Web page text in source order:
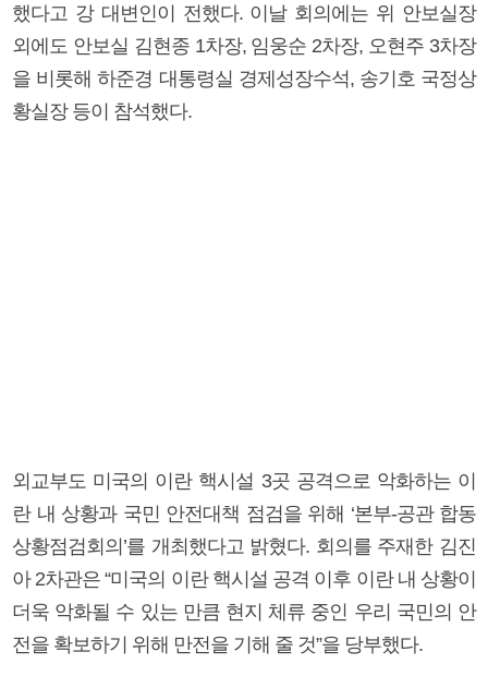
했다고 강 대변인이 전했다. 이날 회의에는 위 안보실장
외에도 안보실 김현종 1차장, 임웅순 2차장, 오현주 3차장
을 비롯해 하준경 대통령실 경제성장수석, 송기호 국정상
황실장 등이 참석했다.
외교부도 미국의 이란 핵시설 3곳 공격으로 악화하는 이
란 내 상황과 국민 안전대책 점검을 위해 ‘본부-공관 합동
상황점검회의’를 개최했다고 밝혔다. 회의를 주재한 김진
아 2차관은 “미국의 이란 핵시설 공격 이후 이란 내 상황이
더욱 악화될 수 있는 만큼 현지 체류 중인 우리 국민의 안
전을 확보하기 위해 만전을 기해 줄 것”을 당부했다.